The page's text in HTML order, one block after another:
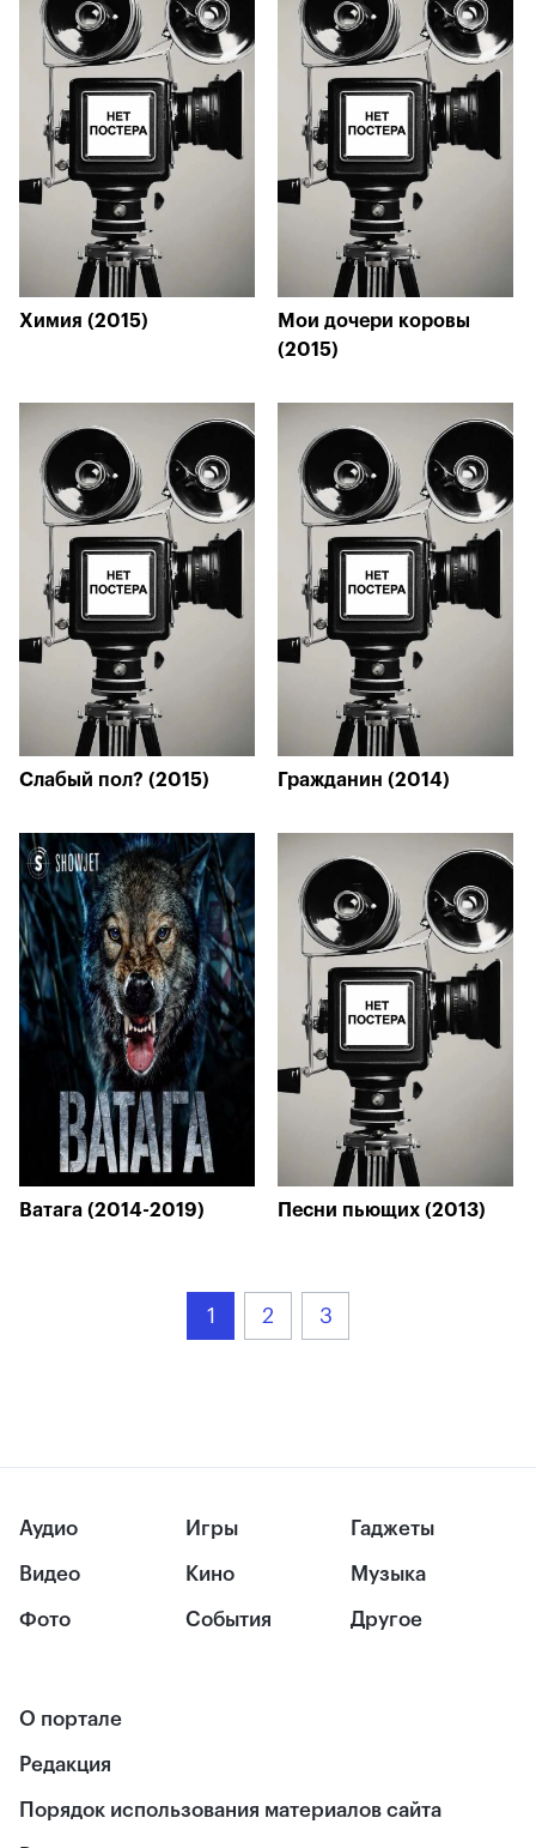
Химия (2015)
Мои дочери коровы
(2015)
Слабый пол? (2015) Гражданин (2014)
Ватага (2014-2019) Песни пьющих (2013)
1 2 3
Аудио
Видео
Фото
Игры
Кино
События
Гаджеты
Музыка
Другое
О портале
Редакция
Порядок использования материалов сайта